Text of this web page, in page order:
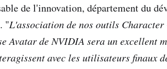
de l'innovation, département du
"L'association de nos outils
Avatar de NVIDIA sera un excellent
avec les utilisateurs finaux